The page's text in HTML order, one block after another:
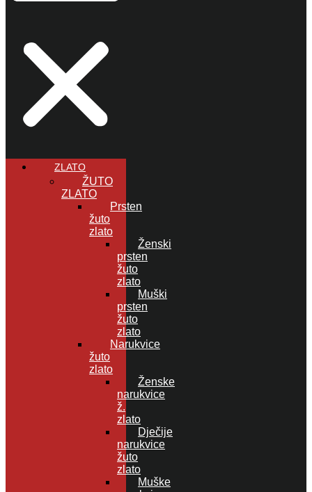
ZLATO
ŽUTO
ZLATO
Prsten
žuto
zlato
Ženski
prsten
žuto
zlato
Muški
prsten
žuto
zlato
Narukvice
žuto
zlato
Ženske
narukvice
ž.
zlato
Dječije
narukvice
žuto
zlato
Muške